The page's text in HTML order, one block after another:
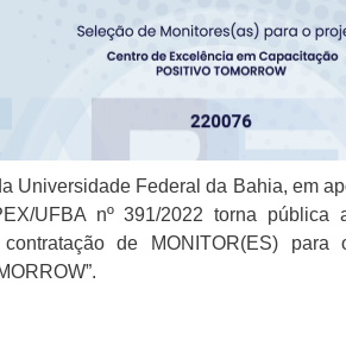
Universidade Federal da Bahia, em
UFBA nº 391/2022 torna
de MONITOR(ES)